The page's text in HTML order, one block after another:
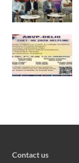
Contact us